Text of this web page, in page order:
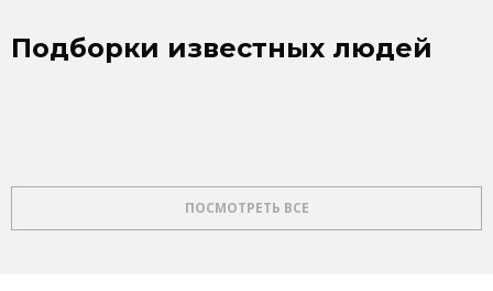
Подборки известных людей
ПОСМОТРЕТЬ ВСЕ